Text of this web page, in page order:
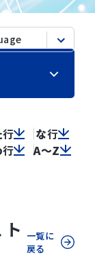
行 な行
行
A～Z
一覧に
戻る